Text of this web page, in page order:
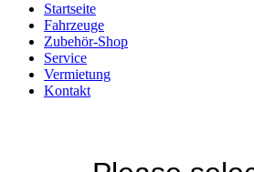
Startseite
Fahrzeuge
Zubehör-Shop
Service
Vermietung
Kontakt